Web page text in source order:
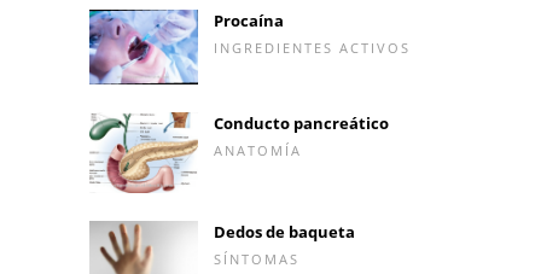
Procaína
INGREDIENTES ACTIVOS
Conducto pancreático
ANATOMÍA
Dedos de baqueta
SÍNTOMAS